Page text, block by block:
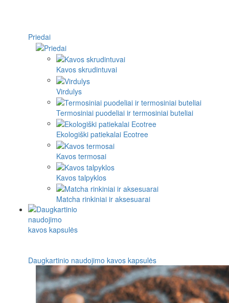
Priedai
Kavos skrudintuvai
Virdulys
Termosiniai puodeliai ir termosiniai buteliai
Ekologiški patiekalai Ecotree
Kavos termosai
Kavos talpyklos
Matcha rinkiniai ir aksesuarai
Daugkartinio naudojimo kavos kapsulės